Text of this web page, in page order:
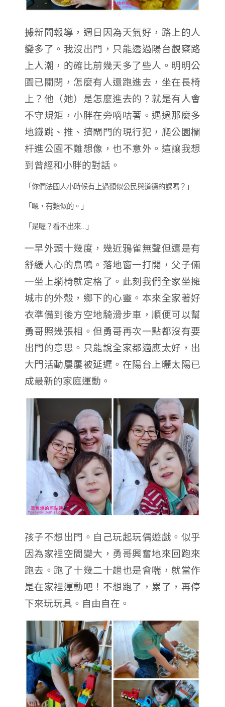
據新聞報導，週日因為天氣好，路上的人
變多了。我沒出門，只能透過陽台觀察路
上人潮，的確比前幾天多了些人。明明公
園已關閉，怎麼有人還跑進去，坐在長椅
上？他（她）是怎麼進去的？就是有人會
不守規矩，小胖在旁嘀咕著。遇過那麼多
地鐵跳、推、擠閘門的現行犯，爬公園欄
杆進公園不難想像，也不意外。這讓我想
到曾經和小胖的對話。
「你們法國人小時候有上過類似公民與道德的課嗎？」
「嗯，有類似的。」
「是喔？看不出來…」
一早外頭十幾度，幾近鴉雀無聲但還是有
舒緩人心的鳥鳴。落地窗一打開，父子倆
一坐上躺椅就定格了。此刻我們全家坐擁
城市的外殼，鄉下的心靈。本來全家著好
衣準備到後方空地騎滑步車，順便可以幫
勇哥照幾張相。但勇哥再次一點都沒有要
出門的意思。只能說全家都適應太好，出
大門活動屢屢被延遲。在陽台上曬太陽已
成最新的家庭運動。
孩子不想出門。自己玩起玩偶遊戲。似乎
因為家裡空間變大，勇哥興奮地來回跑來
跑去。跑了十幾二十趟也是會喘，就當作
是在家裡運動吧！不想跑了，累了，再停
下來玩玩具。自由自在。